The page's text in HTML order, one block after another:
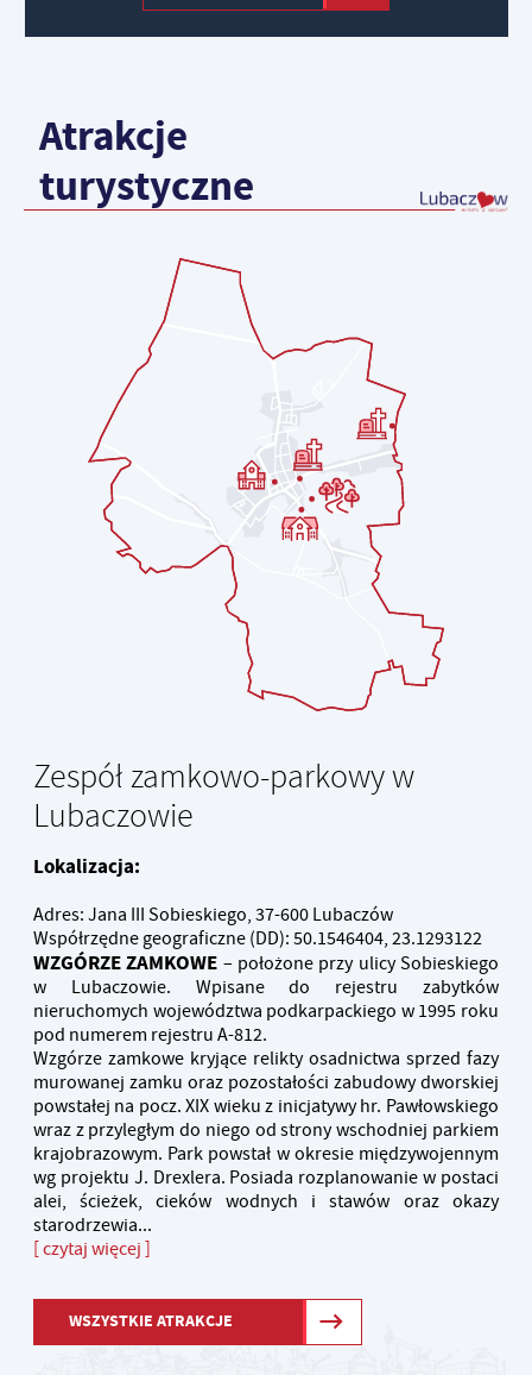
Atrakcje
turystyczne
Zespół zamkowo-parkowy w
Lubaczowie
Lokalizacja:
Adres: Jana III Sobieskiego, 37-600 Lubaczów
Współrzędne geograficzne (DD): 50.1546404, 23.1293122
WZGÓRZE ZAMKOWE – położone przy ulicy Sobieskiego
w Lubaczowie. Wpisane do rejestru zabytków
nieruchomych województwa podkarpackiego w 1995 roku
pod numerem rejestru A-812.
Wzgórze zamkowe kryjące relikty osadnictwa sprzed fazy
murowanej zamku oraz pozostałości zabudowy dworskiej
powstałej na pocz. XIX wieku z inicjatywy hr. Pawłowskiego
wraz z przyległym do niego od strony wschodniej parkiem
krajobrazowym. Park powstał w okresie międzywojennym
wg projektu J. Drexlera. Posiada rozplanowanie w postaci
alei, ścieżek, cieków wodnych i stawów oraz okazy
starodrzewia...
[ czytaj więcej ]
WSZYSTKIE ATRAKCJE